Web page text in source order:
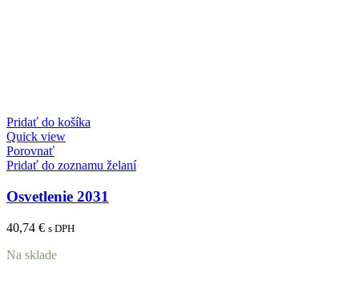
Pridať do košíka
Quick view
Porovnať
Pridať do zoznamu želaní
Osvetlenie 2031
40,74 € s DPH
Na sklade